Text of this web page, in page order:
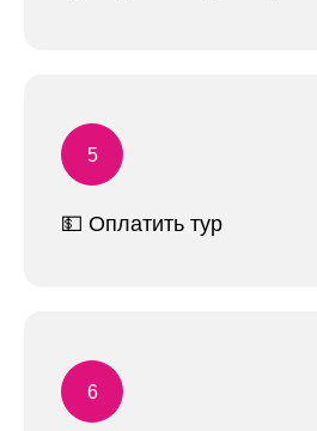
💵 Оплатить тур